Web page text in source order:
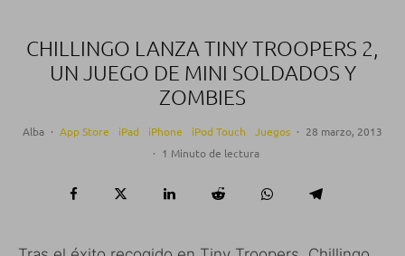
CHILLINGO LANZA TINY TROOPERS 2,
UN JUEGO DE MINI SOLDADOS Y
ZOMBIES
Alba · App Store iPad iPhone iPod Touch Juegos · 28 marzo, 2013
· 1 Minuto de lectura